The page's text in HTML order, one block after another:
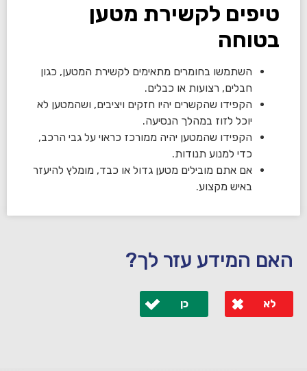
טיפים לקשירת מטען
בטוחה
השתמשו בחומרים מתאימים לקשירת המטען, כגון
חבלים, רצועות או כבלים.
הקפידו שהקשרים יהיו חזקים ויציבים, ושהמטען לא
יוכל לזוז במהלך הנסיעה.
הקפידו שהמטען יהיה ממורכז כראוי על גבי הרכב,
כדי למנוע תנודות.
אם אתם מובילים מטען גדול או כבד, מומלץ להיעזר
באיש מקצוע.
האם המידע עזר לך?
לא כן